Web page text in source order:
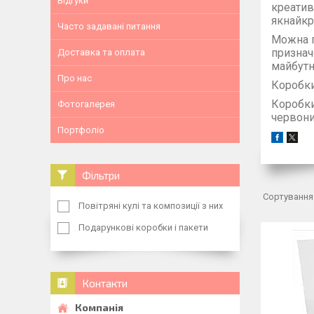
Можна
Часто задавані питання
Доставка та оплата
Про нас
Фотогалерея
Портфоліо
Фільтри
Повітряні кулі та композиції з них
Подарункові коробки і пакети
Контакти